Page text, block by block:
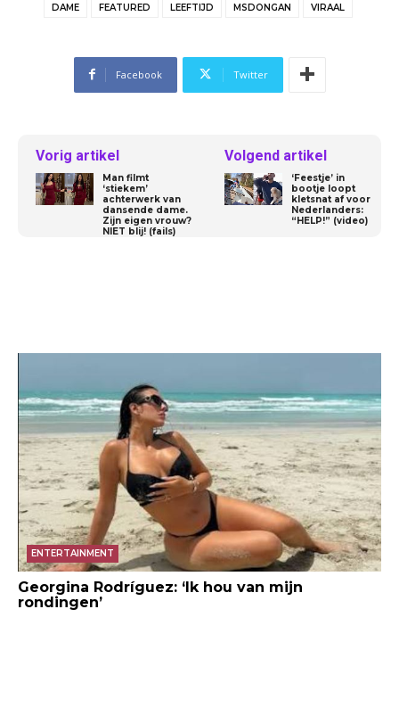
DAME FEATURED LEEFTIJD MSDONGAN VIRAAL
Facebook Twitter
Vorig artikel
Man filmt
‘stiekem’
achterwerk van
dansende dame.
Zijn eigen vrouw?
NIET blij! (fails)
Volgend artikel
‘Feestje’ in
bootje loopt
kletsnat af voor
Nederlanders:
“HELP!” (video)
ENTERTAINMENT
Georgina Rodríguez: ‘Ik hou van mijn
rondingen’